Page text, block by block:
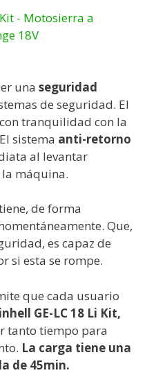
una seguridad
de seguridad. El
tranquilidad con la
El sistema anti-retorno
al levantar
máquina.
de forma
Que,
es capaz de
si esta se rompe.
que cada usuario
GE-LC 18 Li Kit,
tanto tiempo para
La carga tiene una
de 45min.